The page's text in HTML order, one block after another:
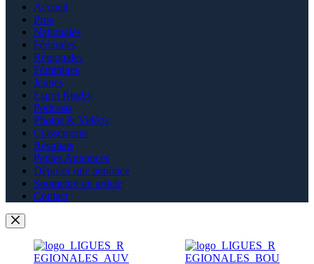
Accueil
Pros
Nationales
Fédérales
Régionales
Féminines
Jeunes
Esprit Rugby
Podcasts
Photos & Vidéos
Classements
Résultats
Petites Annonces
Déposer une annonce
Soumettre un article
Contact